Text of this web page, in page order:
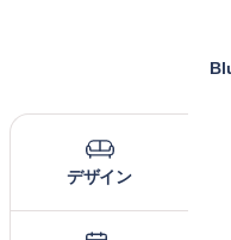
デザイン